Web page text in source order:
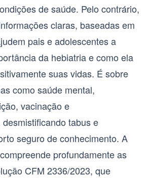
de saúde. Pelo contrário,
claras, baseadas em
pais e adolescentes a
da hebiatria e como ela
suas vidas. É sobre
como saúde mental,
vacinação e
tabus e
seguro de conhecimento. A
profundamente as
CFM 2336/2023, que